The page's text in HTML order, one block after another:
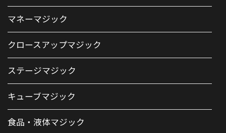
マネーマジック
クロースアップマジック
ステージマジック
キューブマジック
食品・液体マジック